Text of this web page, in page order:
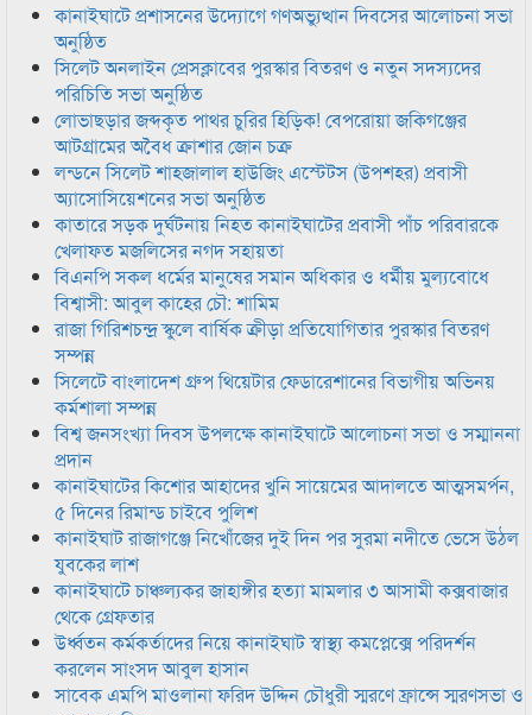
কানাইঘাটে প্রশাসনের উদ্যোগে গণঅভ্যুত্থান দিবসের আলোচনা সভা
অনুষ্ঠিত
সিলেট অনলাইন প্রেসক্লাবের পুরস্কার বিতরণ ও নতুন সদস্যদের
পরিচিতি সভা অনুষ্ঠিত
লোভাছড়ার জব্দকৃত পাথর চুরির হিড়িক! বেপরোয়া জকিগঞ্জের
আটগ্রামের অবৈধ ক্রাশার জোন চক্র
লন্ডনে সিলেট শাহজালাল হাউজিং এস্টেটস (উপশহর) প্রবাসী
অ্যাসোসিয়েশনের সভা অনুষ্ঠিত
কাতারে সড়ক দুর্ঘটনায় নিহত কানাইঘাটের প্রবাসী পাঁচ পরিবারকে
খেলাফত মজলিসের নগদ সহায়তা
বিএনপি সকল ধর্মের মানুষের সমান অধিকার ও ধর্মীয় মুল্যবোধে
বিশ্বাসী: আবুল কাহের চৌ: শামিম
রাজা গিরিশচন্দ্র স্কুলে বার্ষিক ক্রীড়া প্রতিযোগিতার পুরস্কার বিতরণ
সম্পন্ন
সিলেটে বাংলাদেশ গ্রুপ থিয়েটার ফেডারেশানের বিভাগীয় অভিনয়
কর্মশালা সম্পন্ন
বিশ্ব জনসংখ্যা দিবস উপলক্ষে কানাইঘাটে আলোচনা সভা ও সম্মাননা
প্রদান
কানাইঘাটের কিশোর আহাদের খুনি সায়েমের আদালতে আত্মসমর্পন,
৫ দিনের রিমান্ড চাইবে পুলিশ
কানাইঘাট রাজাগঞ্জে নিখোঁজের দুই দিন পর সুরমা নদীতে ভেসে উঠল
যুবকের লাশ
কানাইঘাটে চাঞ্চল্যকর জাহাঙ্গীর হত্যা মামলার ৩ আসামী কক্সবাজার
থেকে গ্রেফতার
উর্ধ্বতন কর্মকর্তাদের নিয়ে কানাইঘাট স্বাস্থ্য কমপ্লেক্সে পরিদর্শন
করলেন সাংসদ আবুল হাসান
সাবেক এমপি মাওলানা ফরিদ উদ্দিন চৌধুরী স্মরণে ফ্রান্সে স্মরণসভা ও